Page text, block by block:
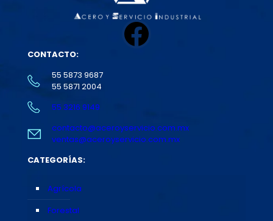
Facebook
CONTACTO:
55 5873 9687
55 5871 2004
55 3216 9149
contacto@aceroyservicio.com.mx
ventas@aceroyservicio.com.mx
CATEGORÍAS:
Agrícola
Forestal